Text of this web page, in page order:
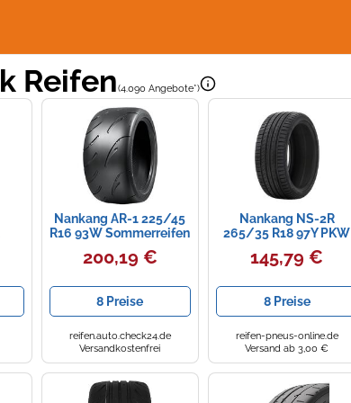
Reifen(4.090 Angebote*)
Nankang AR-1 225/45
R16 93W Sommerreifen
GTAM T257029 ohne
Felge
200,19 €
8 Preise
reifen.auto.check24.de
Versandkostenfrei
Nankang NS-2R
265/35 R18 97Y PKW
Sommerreifen Reifen
MERCEDES-BENZ: E-
Klasse T-modell, E-
Klasse T-modell, BMW:
5 Limousine JC225
145,79 €
8 Preise
reifen-pneus-online.de
Versand ab 3,00 €